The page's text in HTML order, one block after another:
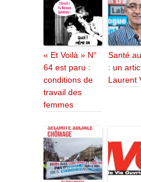
« Et Voilà » N°
64 est paru :
conditions de
travail des
femmes
Santé
: un
Laurent